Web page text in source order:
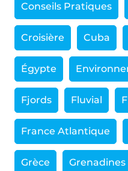
Conseils Pratiques
Croisière Cuba
Égypte
Fjords Fluvial
France Atlantique
Grèce Grenadines